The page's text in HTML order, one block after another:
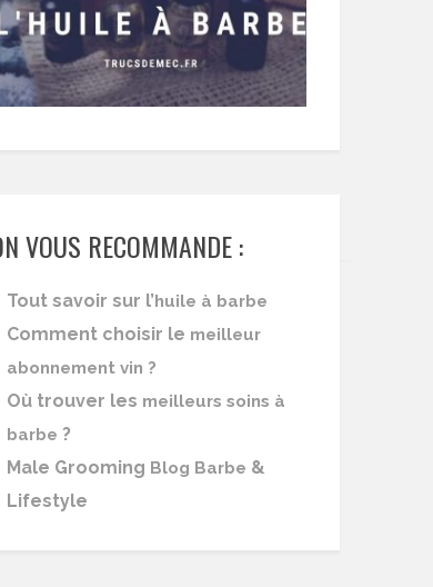
VOUS RECOMMANDE :
Tout savoir sur l’ huile à barbe
Comment choisir le meilleur
abonnement vin ?
Où trouver les meilleurs soins à
barbe ?
Male Grooming Blog Barbe &
Lifestyle